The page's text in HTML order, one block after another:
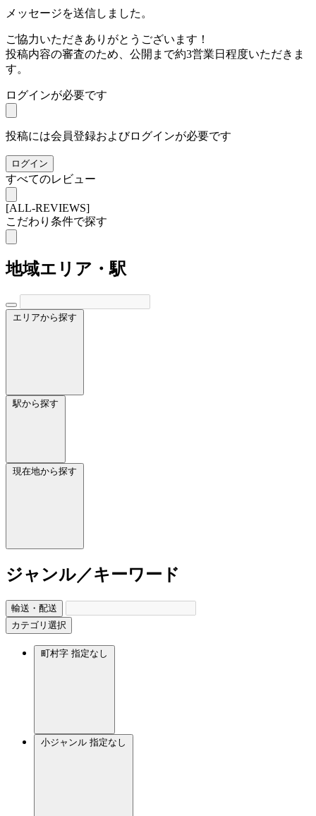
メッセージを送信しました。
ご協力いただきありがとうございます！
投稿内容の審査のため、公開まで約3営業日程度いただきま
す。
ログインが必要です
投稿には会員登録およびログインが必要です
ログイン
すべてのレビュー
[ALL-REVIEWS]
こだわり条件で探す
地域エリア・駅
エリアから探す
駅から探す
現在地から探す
ジャンル／キーワード
輸送・配送
カテゴリ選択
町村字 指定なし
小ジャンル 指定なし